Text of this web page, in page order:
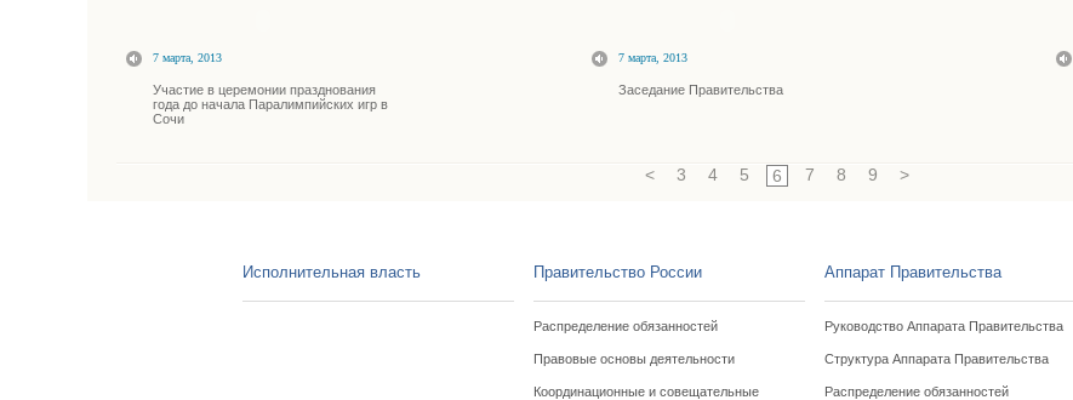
7 марта, 2013
Участие в церемонии празднования
года до начала Паралимпийских игр в
Сочи
7 марта, 2013
Заседание Правительства
< 3 4 5 6 7 8 9 >
Исполнительная власть Правительство России
Распределение обязанностей
Правовые основы деятельности
Координационные и совещательные
Аппарат Правительства
Руководство Аппарата Правительства
Структура Аппарата Правительства
Распределение обязанностей